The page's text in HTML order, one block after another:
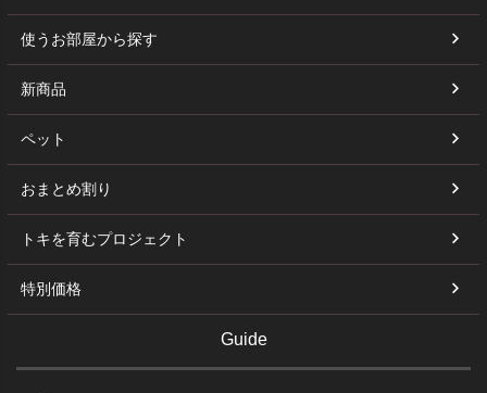
使うお部屋から探す
新商品
ペット
おまとめ割り
トキを育むプロジェクト
特別価格
Guide